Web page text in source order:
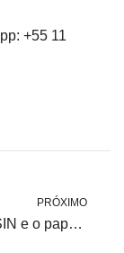
+55 11
PRÓXIMO
Regras do SIN e o papel do ONS para quem está no ACL